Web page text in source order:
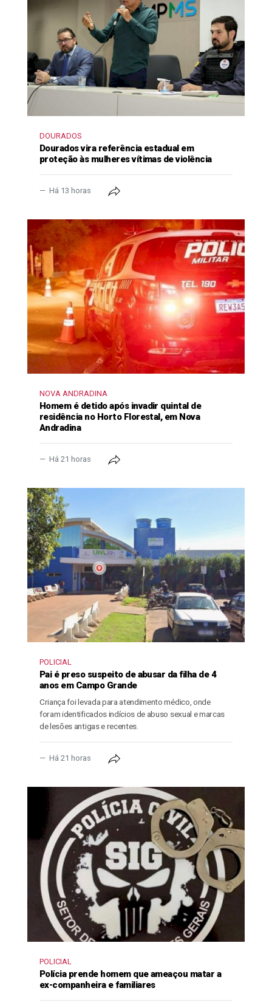
DOURADOS
Dourados vira referência estadual em
proteção às mulheres vítimas de violência
Há 13 horas
NOVA ANDRADINA
Homem é detido após invadir quintal de
residência no Horto Florestal, em Nova
Andradina
Há 21 horas
POLICIAL
Pai é preso suspeito de abusar da filha de 4
anos em Campo Grande
Criança foi levada para atendimento médico, onde
foram identificados indícios de abuso sexual e marcas
de lesões antigas e recentes.
Há 21 horas
POLICIAL
Polícia prende homem que ameaçou matar a
ex-companheira e familiares